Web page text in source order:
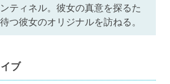
ティネル。彼女の真意を探るた
つ彼女のオリジナルを訪ねる。
ブ